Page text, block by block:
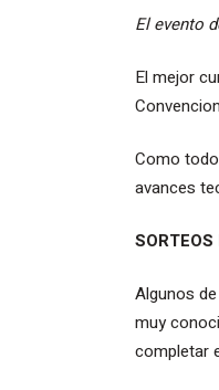
El evento
El mejor
Como
avances
Algunos
muy
completar